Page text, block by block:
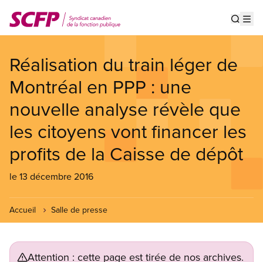
au
contenu
Réalisation du train léger de
Montréal en PPP : une
nouvelle analyse révèle que
les citoyens vont financer les
profits de la Caisse de dépôt
le 13 décembre 2016
Accueil Salle de presse
Attention : cette page est tirée de nos archives.